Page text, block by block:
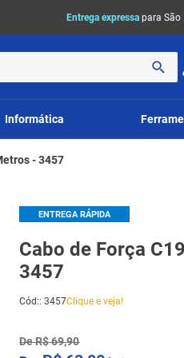
Entrega expressa para São
Informática
- 3457
ENTREGA RÁPIDA
Cabo de Força
3457
Cód::3457Clique e veja!
DeR$69,90